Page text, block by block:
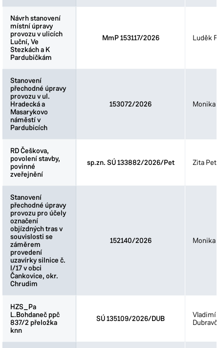
Návrh stanovení
místní úpravy
provozu v ulicích
Luční, Ve
Stezkách a K
Pardubičkám
MmP 153117/2026 Luděk
Stanovení
přechodné úpravy
provozu v ul.
Hradecká a
Masarykovo
náměstí v
Pardubicích
153072/2026 Monika
RD Češkova,
povolení stavby,
povinné
zveřejnění
sp.zn. SÚ 133882/2026/Pet Zita
Stanovení
přechodné úpravy
provozu pro účely
označení
objízdných tras v
souvislosti se
záměrem
provedení
uzavírky silnice č.
I/17 v obci
Čankovice, okr.
Chrudim
152140/2026 Monika
HZS_Pa
L.Bohdaneč ppč
837/2 přeložka
knn
SÚ 135109/2026/DUB
Návrh stanovení
místní úpravy
provozu v ulicích
Luční, Ve
Stezkách a K
Pardubičkám
Stanovení
přechodné úpravy
provozu v ul.
Hradecká a
Masarykovo
náměstí v
Pardubicích
RD Češkova,
povolení stavby,
povinné
zveřejnění
Stanovení
přechodné úpravy
provozu pro účely
označení
objízdných tras v
souvislosti se
záměrem
provedení
uzavírky silnice č.
I/17 v obci
Čankovice, okr.
Chrudim
HZS_Pa
L.Bohdaneč ppč
837/2 přeložka
knn